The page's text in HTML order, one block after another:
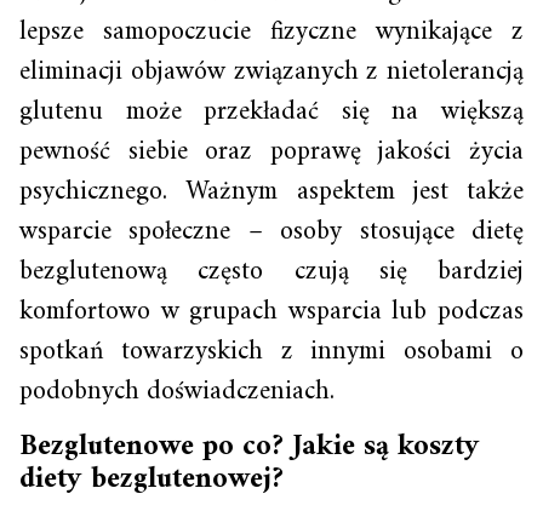
lepsze samopoczucie fizyczne wynikające z
eliminacji objawów związanych z nietolerancją
glutenu może przekładać się na większą
pewność siebie oraz poprawę jakości życia
psychicznego. Ważnym aspektem jest także
wsparcie społeczne – osoby stosujące dietę
bezglutenową często czują się bardziej
komfortowo w grupach wsparcia lub podczas
spotkań towarzyskich z innymi osobami o
podobnych doświadczeniach.
Bezglutenowe po co? Jakie są koszty
diety bezglutenowej?